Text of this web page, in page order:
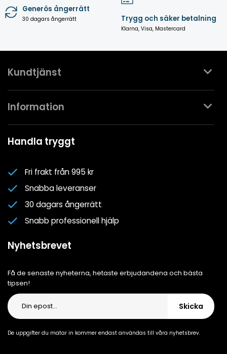
Generös ångerrätt
30 dagars ångerrätt Trygg och säker betalning
Klarna, Visa, Mastercard
Kundtjänst
Kontakta oss
Mina favoriter
Information
Spa- & Poolguider
Nyhetsbrev
Om oss
Cookiepolicy
Cookie-inställningar
Handla tryggt
Fri frakt från 995 kr
Snabba leveranser
30 dagars ångerrätt
Snabb professionell hjälp
Nyhetsbrevet
Få de senaste nyheterna, hetaste erbjudandena och bästa
tipsen!
Skicka
De uppgifter du matar in kommer endast användas till våra nyhetsbrev.